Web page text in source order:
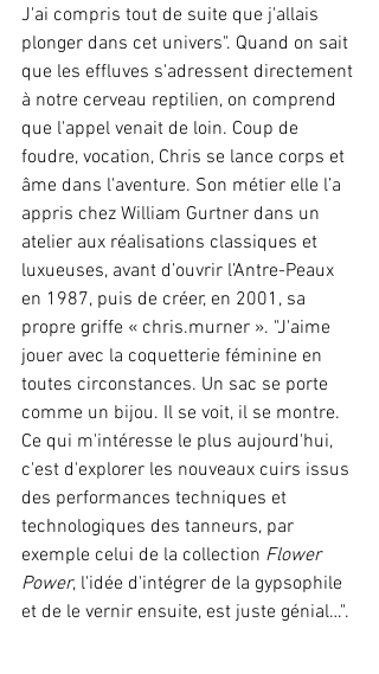
J'ai compris tout de suite que j'allais
plonger dans cet univers". Quand on sait
que les effluves s'adressent directement
à notre cerveau reptilien, on comprend
que l'appel venait de loin. Coup de
foudre, vocation, Chris se lance corps et
âme dans l'aventure. Son métier elle l’a
appris chez William Gurtner dans un
atelier aux réalisations classiques et
luxueuses, avant d’ouvrir l’Antre-Peaux
en 1987, puis de créer, en 2001, sa
propre griffe « chris.murner ». "J'aime
jouer avec la coquetterie féminine en
toutes circonstances. Un sac se porte
comme un bijou. Il se voit, il se montre.
Ce qui m'intéresse le plus aujourd'hui,
c'est d'explorer les nouveaux cuirs issus
des performances techniques et
technologiques des tanneurs, par
exemple celui de la collection Flower
Power, l'idée d'intégrer de la gypsophile
et de le vernir ensuite, est juste génial…".